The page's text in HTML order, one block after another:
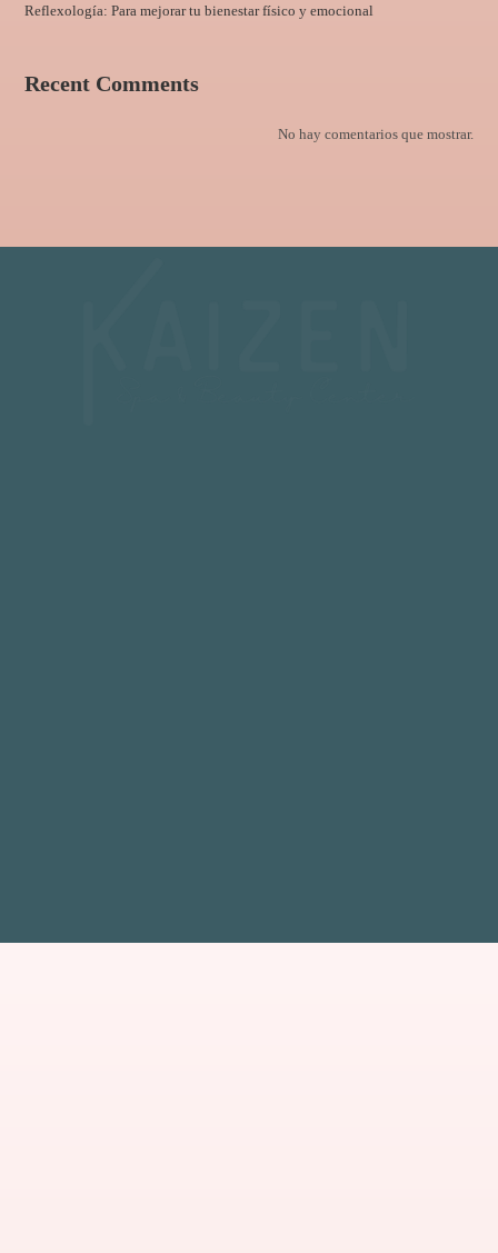
Reflexología: Para mejorar tu bienestar físico y emocional
Recent Comments
No hay comentarios que mostrar.